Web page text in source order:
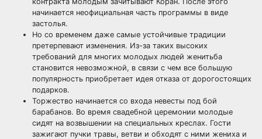
начинается неофициальная часть программы в виде
застолья.
Но со временем даже самые устойчивые традиции
претерпевают изменения. Из-за таких высоких
требований для многих молодых людей женитьба
становится невозможной, в связи с чем все большую
популярность приобретает идея отказа от дорогостоящих
подарков.
Торжество начинается со входа невесты под бой
барабанов. Во время свадебной церемонии молодые
сидят на возвышении на специальных креслах. Гости
зажигают пучки травы, ветви и обходят с ними жениха и